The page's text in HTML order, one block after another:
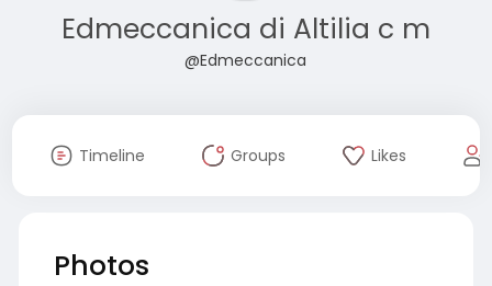
Edmeccanica di Altilia c m
@Edmeccanica
Timeline Groups Likes
Photos